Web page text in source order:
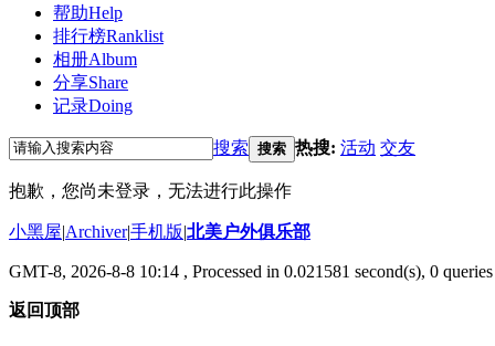
帮助Help
排行榜Ranklist
相册Album
分享Share
记录Doing
搜索 搜索 热搜: 活动 交友
抱歉，您尚未登录，无法进行此操作
小黑屋|Archiver|手机版|北美户外俱乐部
GMT-8, 2026-8-8 10:14 , Processed in 0.021581 second(s), 0
返回顶部